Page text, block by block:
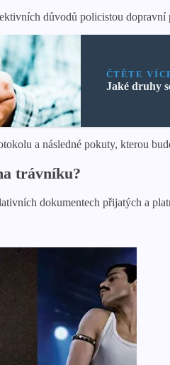
důvodů policistou dopravní
ČTĚTE
Jaké druhy
a následné pokuty, kterou
trávníku?
dokumentech přijatých a